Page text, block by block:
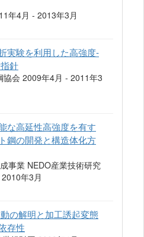
年4月 - 2013年3月
実験を利用した高強度-
針
協会 2009年4月 - 2011年3
な高延性高強度を有す
鋼の開発と構造体化方
事業 NEDO産業技術研究
年3月
の解明と加工誘起変態
存性